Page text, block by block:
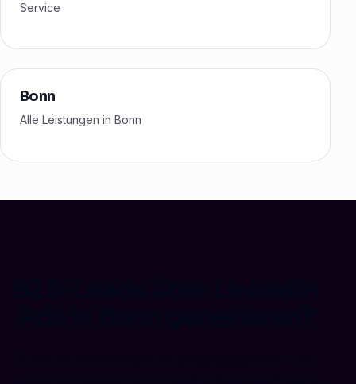
Service
Bonn
Alle Leistungen in Bonn